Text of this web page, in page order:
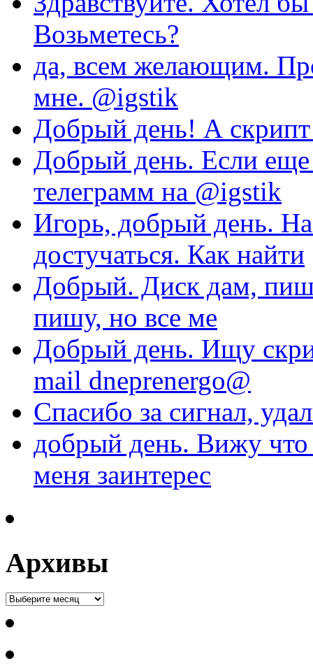
Возьметесь?
да, всем желающим.
мне. @igstik
Добрый день! А скрипт
Добрый день. Если еще
телеграмм на @igstik
Игорь, добрый день. На
достучаться. Как найти
Добрый. Диск дам,
пишу, но все ме
Добрый день. Ищу
mail dneprenergo@
Спасибо за сигнал,
добрый день. Вижу
меня заинтерес
Архивы